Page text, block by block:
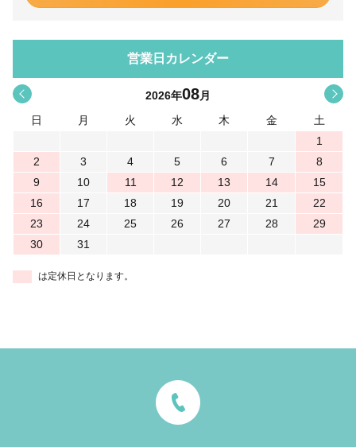
営業日カレンダー
< >
2026年08月
日
月 火 水 木 金
土
1
2
3 4 5 6 7
8
9
10 11 12 13 14
15
16
17 18 19 20 21
22
23
24 25 26 27 28
29
30
31
は定休日となります。